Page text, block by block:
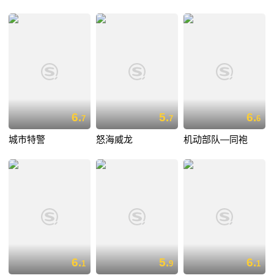
6.7
城市特警
5.7
怒海威龙
6.6
机动部队—同袍
6.1 5.9 6.1